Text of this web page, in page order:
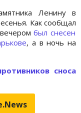
Ленину в
Как сообщал
был снесен
, а в ночь на
сноса